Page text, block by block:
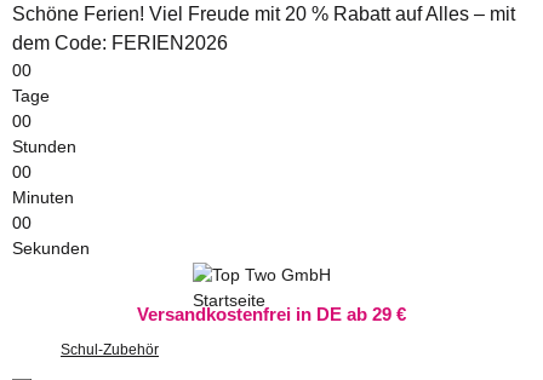
Schöne Ferien! Viel Freude mit 20 % Rabatt auf Alles – mit
dem Code: FERIEN2026
00
Tage
00
Stunden
00
Minuten
00
Sekunden
Versandkostenfrei in DE ab 29 €
Schul-Zubehör